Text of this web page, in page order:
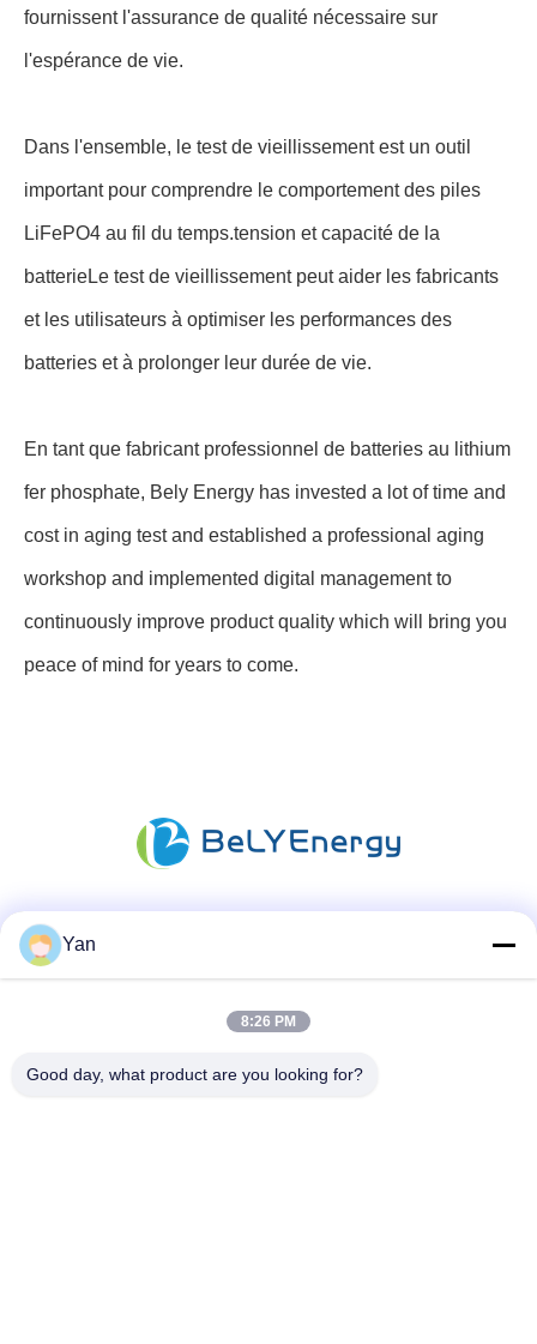
fournissent l'assurance de qualité nécessaire sur
l'espérance de vie.
Dans l'ensemble, le test de vieillissement est un outil
important pour comprendre le comportement des piles
LiFePO4 au fil du temps.tension et capacité de la
batterieLe test de vieillissement peut aider les fabricants
et les utilisateurs à optimiser les performances des
batteries et à prolonger leur durée de vie.
En tant que fabricant professionnel de batteries au lithium
fer phosphate, Bely Energy has invested a lot of time and
cost in aging test and established a professional aging
workshop and implemented digital management to
continuously improve product quality which will bring you
peace of mind for years to come.
Yan
8:26 PM
Good day, what product are you looking for?